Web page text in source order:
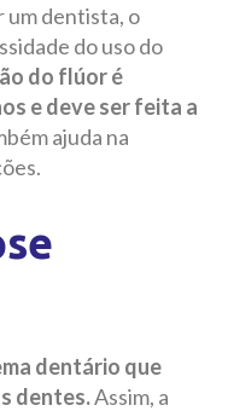
um dentista, o
do uso do
do flúor é
e deve ser feita a
ajuda na
dentário que
dentes.Assim, a